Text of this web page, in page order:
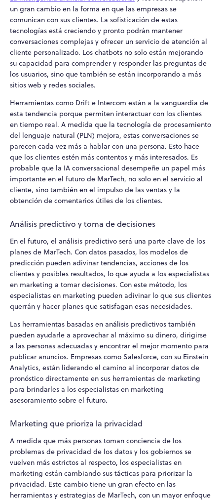
un gran cambio en la forma en que las empresas se
comunican con sus clientes. La sofisticación de estas
tecnologías está creciendo y pronto podrán mantener
conversaciones complejas y ofrecer un servicio de atención al
cliente personalizado. Los chatbots no solo están mejorando
su capacidad para comprender y responder las preguntas de
los usuarios, sino que también se están incorporando a más
sitios web y redes sociales.
Herramientas como Drift e Intercom están a la vanguardia de
esta tendencia porque permiten interactuar con los clientes
en tiempo real. A medida que la tecnología de procesamiento
del lenguaje natural (PLN) mejora, estas conversaciones se
parecen cada vez más a hablar con una persona. Esto hace
que los clientes estén más contentos y más interesados. Es
probable que la IA conversacional desempeñe un papel más
importante en el futuro de MarTech, no solo en el servicio al
cliente, sino también en el impulso de las ventas y la
obtención de comentarios útiles de los clientes.
Análisis predictivo y toma de decisiones
En el futuro, el análisis predictivo será una parte clave de los
planes de MarTech. Con datos pasados, los modelos de
predicción pueden adivinar tendencias, acciones de los
clientes y posibles resultados, lo que ayuda a los especialistas
en marketing a tomar decisiones. Con este método, los
especialistas en marketing pueden adivinar lo que sus clientes
querrán y hacer planes que satisfagan esas necesidades.
Las herramientas basadas en análisis predictivos también
pueden ayudarle a aprovechar al máximo su dinero, dirigirse
a las personas adecuadas y encontrar el mejor momento para
publicar anuncios. Empresas como Salesforce, con su Einstein
Analytics, están liderando el camino al incorporar datos de
pronóstico directamente en sus herramientas de marketing
para brindarles a los especialistas en marketing
asesoramiento sobre el futuro.
Marketing que prioriza la privacidad
A medida que más personas toman conciencia de los
problemas de privacidad de los datos y los gobiernos se
vuelven más estrictos al respecto, los especialistas en
marketing están cambiando sus tácticas para priorizar la
privacidad. Este cambio tiene un gran efecto en las
herramientas y estrategias de MarTech, con un mayor enfoque